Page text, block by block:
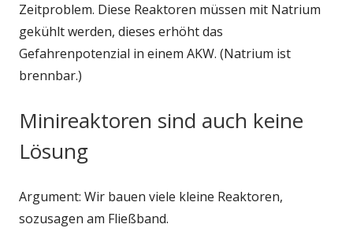
Zeitproblem. Diese Reaktoren müssen mit Natrium
gekühlt werden, dieses erhöht das
Gefahrenpotenzial in einem AKW. (Natrium ist
brennbar.)
Minireaktoren sind auch keine
Lösung
Argument: Wir bauen viele kleine Reaktoren,
sozusagen am Fließband.